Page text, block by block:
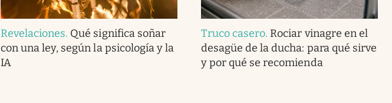
Revelaciones. Qué significa soñar
con una ley, según la psicología y la
IA
Truco casero. Rociar vinagre en el
desagüe de la ducha: para qué sirve
y por qué se recomienda